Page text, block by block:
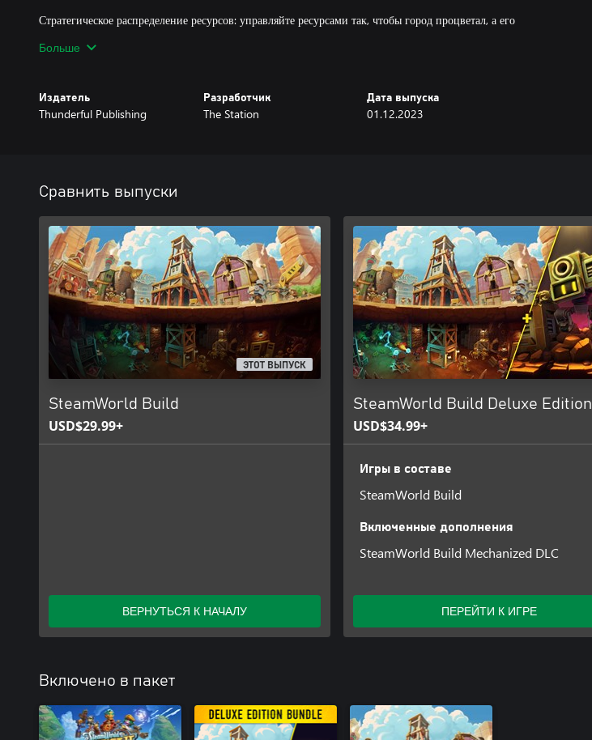
Стратегическое распределение ресурсов: управляйте ресурсами так, чтобы город процветал, а его
Непринужденный геймплей: наслаждайтесь расслабленной и увлекательной игрой с четырьмя
- Dorado Quest,
- Mechanical Meadows,
- Crash Site,
- Steam Wave,
- Skull Valley,
- Steam Fright.
Больше
Издатель
Thunderful Publishing
Разработчик
The Station
Дата выпуска
01.12.2023
Сравнить выпуски
ЭТОТ ВЫПУСК
SteamWorld Build
USD$29.99+
ВЕРНУТЬСЯ К НАЧАЛУ
SteamWorld Build Deluxe Edition
USD$34.99+
Игры в составе
SteamWorld Build
Включенные дополнения
SteamWorld Build Mechanized DLC
ПЕРЕЙТИ К ИГРЕ
Включено в пакет